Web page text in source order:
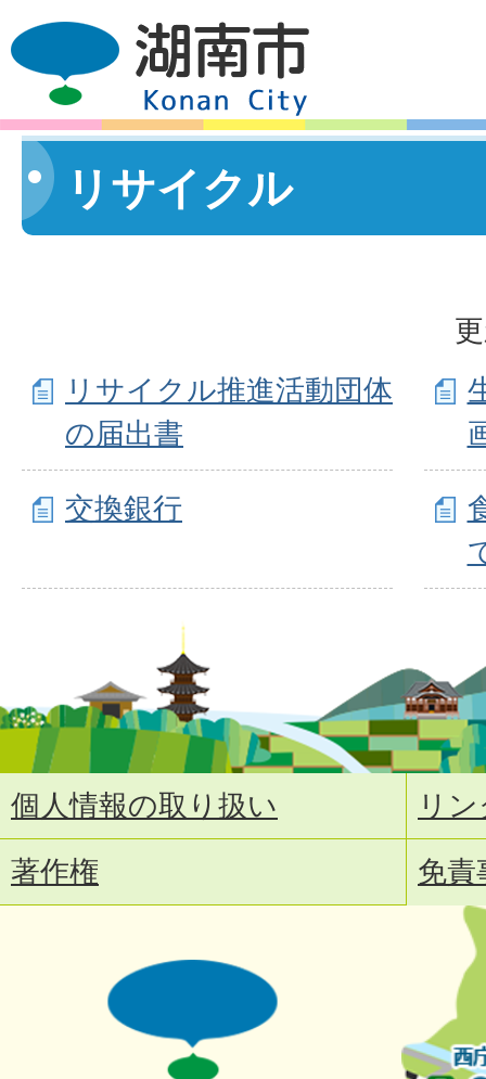
リサイクル
リサイクル推進活動団体
の届出書
交換銀行
個人情報の取り扱い
リ
著作権
免責